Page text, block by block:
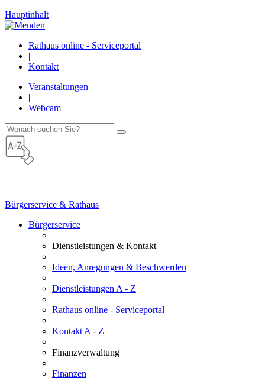
Hauptinhalt
Rathaus online - Serviceportal
|
Kontakt
Veranstaltungen
|
Webcam
Bürgerservice & Rathaus
Bürgerservice
Dienstleistungen & Kontakt
Ideen, Anregungen & Beschwerden
Dienstleistungen A - Z
Rathaus online - Serviceportal
Kontakt A - Z
Finanzverwaltung
Finanzen